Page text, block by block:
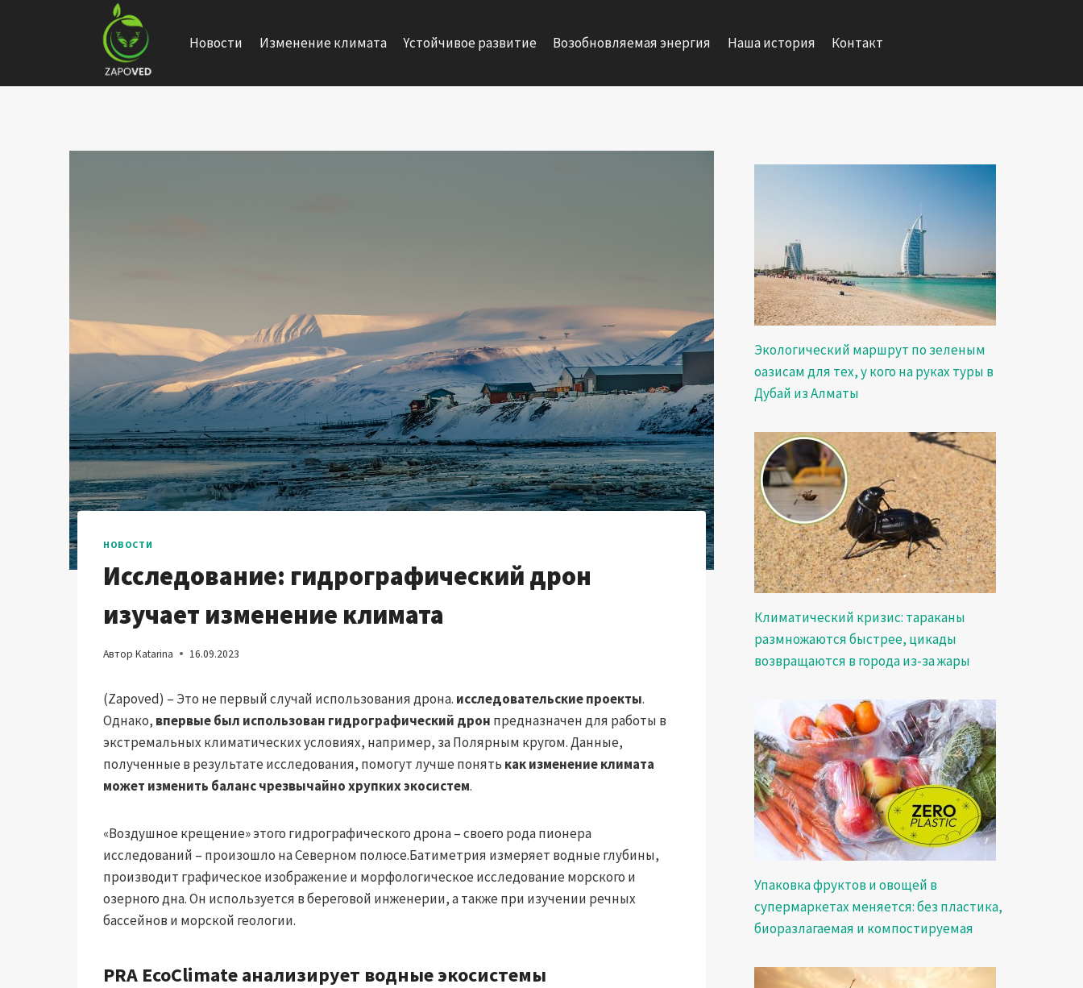
Новости Изменение климата Yстойчивое развитие Возобновляемая энергия Наша история Контакт
НОВОСТИ
Исследование: гидрографический дрон
изучает изменение климата
Автор Katarina 16.09.2023
(Zapoved) – Это не первый случай использования дрона. исследовательские проекты.
Однако, впервые был использован гидрографический дрон предназначен для работы в
экстремальных климатических условиях, например, за Полярным кругом. Данные,
полученные в результате исследования, помогут лучше понять как изменение климата
может изменить баланс чрезвычайно хрупких экосистем.
«Воздушное крещение» этого гидрографического дрона – своего рода пионера
исследований – произошло на Северном полюсе.Батиметрия измеряет водные глубины,
производит графическое изображение и морфологическое исследование морского и
озерного дна. Он используется в береговой инженерии, а также при изучении речных
бассейнов и морской геологии.
PRA EcoClimate анализирует водные экосистемы
Экологический маршрут по зеленым
оазисам для тех, у кого на руках туры в
Дубай из Алматы
Климатический кризис: тараканы
размножаются быстрее, цикады
возвращаются в города из-за жары
Упаковка фруктов и овощей в
супермаркетах меняется: без пластика,
биоразлагаемая и компостируемая